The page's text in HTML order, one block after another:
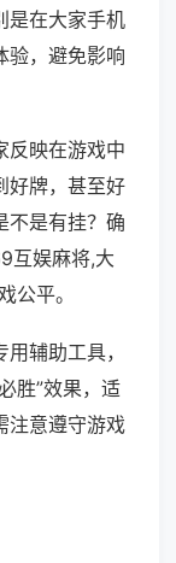
是在大家手机
验，避免影响
反映在游戏中
好牌，甚至好
不是有挂？确
互娱麻将,大
公平。
辅助工具，
胜”效果，适
注意遵守游戏